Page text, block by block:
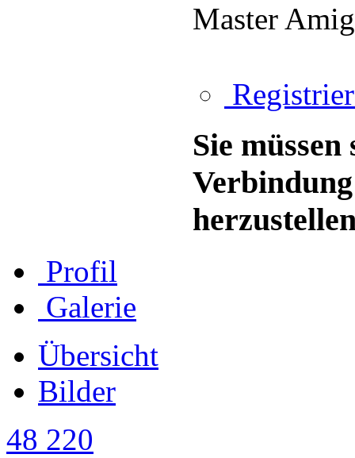
Master
Sie
Profil
Galerie
Übersicht
Bilder
48 220